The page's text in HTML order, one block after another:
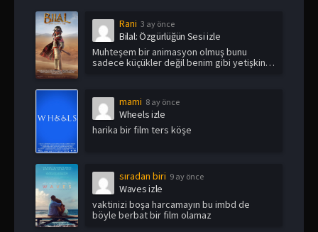
Rani 3 ay önce
Bilal: Özgürlüğün Sesi izle
Muhteşem bir animasyon olmuş bunu
sadece küçükler değil benim gibi yetişkin
mami 8 ay önce
Wheels izle
harika bir film ters köşe
sıradan biri 9 ay önce
Waves izle
vaktinizi boşa harcamayın bu imbd de
böyle berbat bir film olamaz